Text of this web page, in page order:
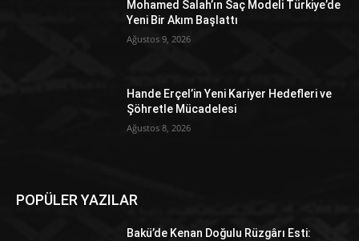
Mohamed Salah’ın Saç Modeli Türkiye’de
Yeni Bir Akım Başlattı
Ağustos 9, 2026
Hande Erçel’in Yeni Kariyer Hedefleri ve
Şöhretle Mücadelesi
Ağustos 8, 2026
POPÜLER YAZILAR
Bakü’de Kenan Doğulu Rüzgârı Esti: